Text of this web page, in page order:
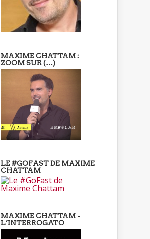
MAXIME CHATTAM :
ZOOM SUR (…)
LE #GOFAST DE MAXIME
CHATTAM
MAXIME CHATTAM -
L’INTERROGATO